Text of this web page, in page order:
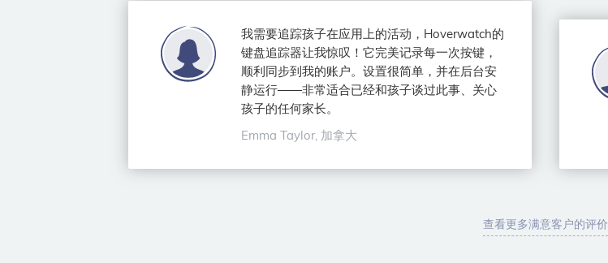
我需要追踪孩子在应用上的活动，Hoverwatch的
键盘追踪器让我惊叹！它完美记录每一次按键，
顺利同步到我的账户。设置很简单，并在后台安
静运行——非常适合已经和孩子谈过此事、关心
孩子的任何家长。
Emma Taylor, 加拿大
查看更多满意客户的评价